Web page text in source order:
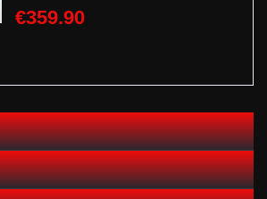
€359.90